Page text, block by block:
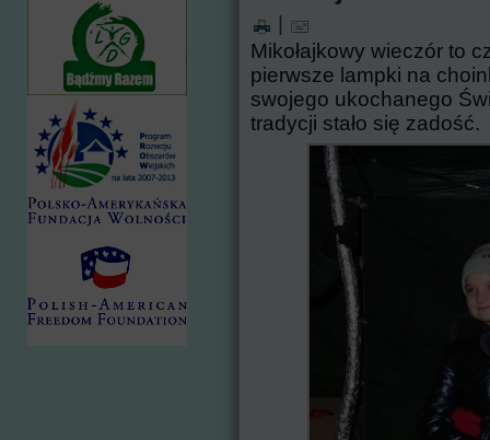
Mikołajkowy wieczór to
pierwsze lampki na
swojego ukochanego
tradycji stało się zadość.